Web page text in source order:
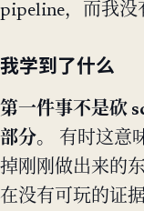
pipeline，而我没
我学到了什么
第一件事不是砍
部分。
有时这意
掉刚刚做出来的
在没有可玩的证